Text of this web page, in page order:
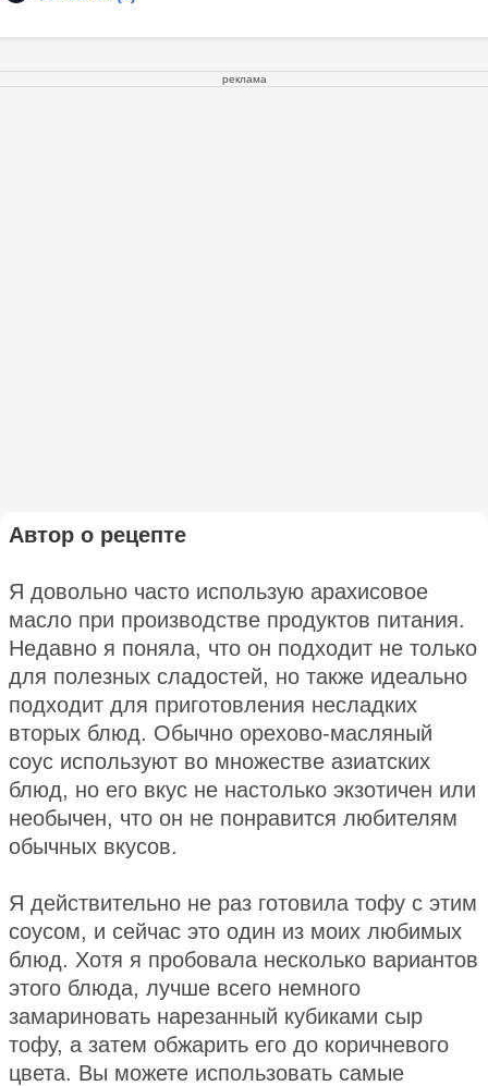
реклама
Автор о рецепте
Я довольно часто использую арахисовое
масло при производстве продуктов питания.
Недавно я поняла, что он подходит не только
для полезных сладостей, но также идеально
подходит для приготовления несладких
вторых блюд. Обычно орехово-масляный
соус используют во множестве азиатских
блюд, но его вкус не настолько экзотичен или
необычен, что он не понравится любителям
обычных вкусов.
Я действительно не раз готовила тофу с этим
соусом, и сейчас это один из моих любимых
блюд. Хотя я пробовала несколько вариантов
этого блюда, лучше всего немного
замариновать нарезанный кубиками сыр
тофу, а затем обжарить его до коричневого
цвета. Вы можете использовать самые